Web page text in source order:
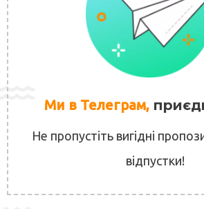
Ми в Телеграм,
Не пропустіть вигідні
відпустки!